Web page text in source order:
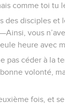
comme toi tu
des disciples et
vous
heure avec
pas céder à la
volonté,
fois, et